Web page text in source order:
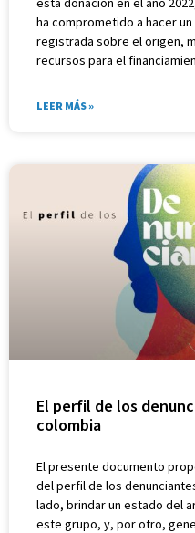
ha comprometido a hacer
registrada sobre el origen,
recursos para el
LEER MÁS »
El perfil de los
colombia
El presente documento
del perfil de los
lado, brindar un estado del
este grupo, y, por otro,